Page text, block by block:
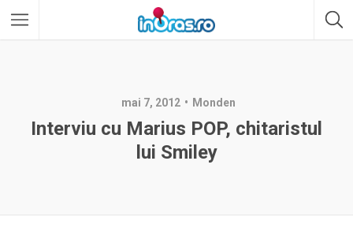
mai 7, 2012 Monden
Interviu cu Marius POP, chitaristul
lui Smiley